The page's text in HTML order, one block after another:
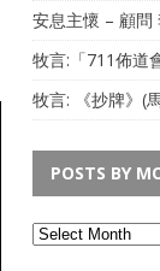
安息主懷 – 顧問
牧言:「711佈道
牧言: 《抄牌》(
POSTS BY